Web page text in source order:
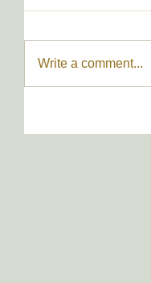
Write a comment...